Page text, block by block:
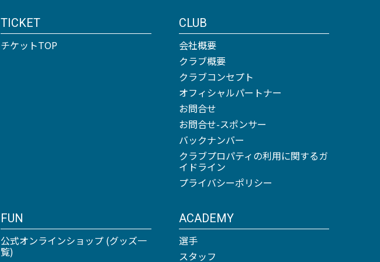
TICKET
チケットTOP
FUN
公式オンラインショップ (グッズ一
覧)
ACADEMY
選手
スタッフ
CLUB
会社概要
クラブ概要
クラブコンセプト
オフィシャルパートナー
お問合せ
お問合せ-スポンサー
バックナンバー
クラブプロパティの利用に関するガ
イドライン
プライバシーポリシー